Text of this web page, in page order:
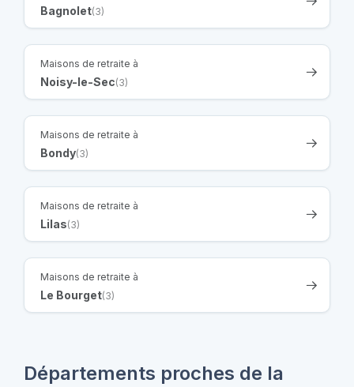
Bagnolet(3)
Maisons de retraite à
Noisy-le-Sec(3)
Maisons de retraite à
Bondy(3)
Maisons de retraite à
Lilas(3)
Maisons de retraite à
Le Bourget(3)
Départements proches de la